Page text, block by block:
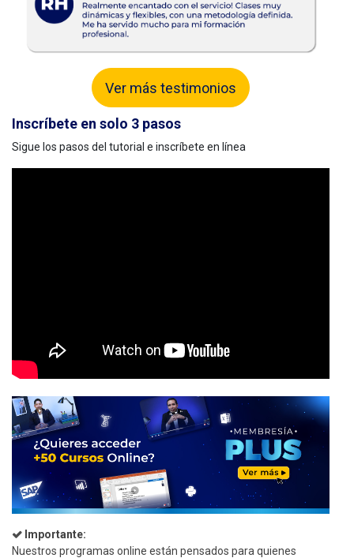
Ver más testimonios
Inscríbete en solo 3 pasos
Sigue los pasos del tutorial e inscríbete en línea
Importante:
Nuestros programas online están pensados para quienes